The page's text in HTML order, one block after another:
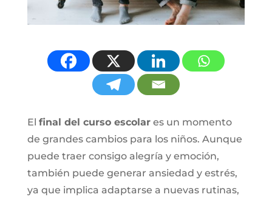
El final del curso escolares un momento
de grandes cambios para los niños. Aunque
puede traer consigo alegría y emoción,
también puede generar ansiedad y estrés,
ya que implica adaptarse a nuevas rutinas,